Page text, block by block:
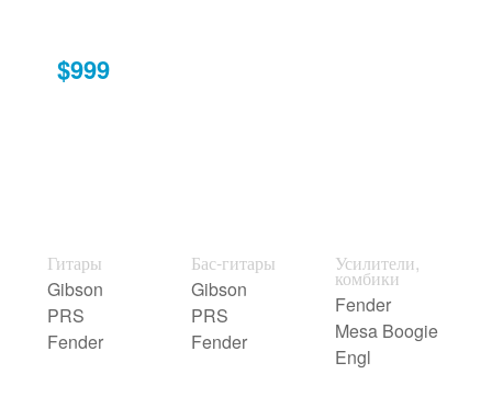
$999
Гитары
Gibson
PRS
Fender
Бас-гитары
Gibson
PRS
Fender
Усилители,
комбики
Fender
Mesa Boogie
Engl